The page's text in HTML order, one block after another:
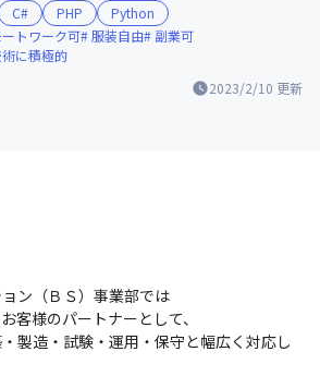
2023/2/10 更新
C# PHP
Python
ートワーク可 服装自由
副業可
に積極的
ン（ＢＳ）事業部では
客様のパートナーとして、
製造・試験・運用・保守と幅広く対応し